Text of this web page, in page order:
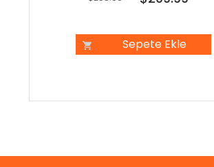
Sepete Ekle